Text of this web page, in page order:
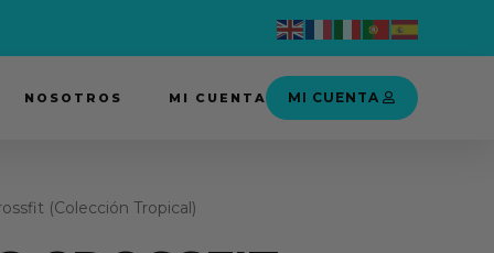
NOSOTROS MI CUENTA MI CUENTA
(Colección Tropical)